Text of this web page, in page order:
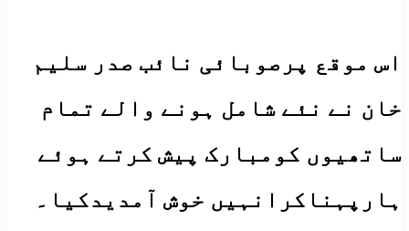
اس موقع پرصوبائی نائب صدر سلیم
خان نے نئے شامل ہونے والے تمام
ساتھیوں کومبارک پیش کرتے ہوئے
ہارپہناکرانہیں خوش آمدیدکیا۔